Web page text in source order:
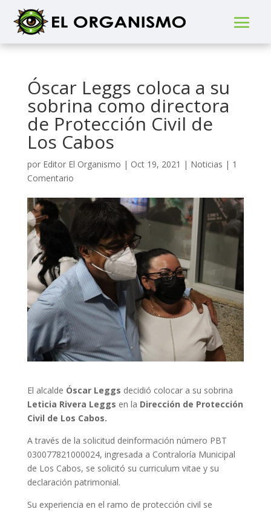
Óscar Leggs coloca a su
sobrina como directora
de Protección Civil de
Los Cabos
por Editor El Organismo | Oct 19, 2021 | Noticias | 1
Comentario
El alcalde Óscar Leggs decidió colocar a su sobrina
Leticia Rivera Leggs en la Dirección de Protección
Civil de Los Cabos.
A través de la solicitud deinformación número PBT
030077821000024, ingresada a Contraloría Municipal
de Los Cabos, se solicitó su curriculum vitae y su
declaración patrimonial.
Su experiencia en el ramo de protección civil se